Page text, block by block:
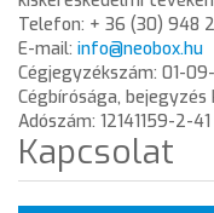
Telefon: + 36 (30) 948
E-mail: info@neobox.hu
Cégjegyzékszám: 01-
Cégbírósága, bejegyzés
Adószám: 12141159-2-41
Kapcsolat